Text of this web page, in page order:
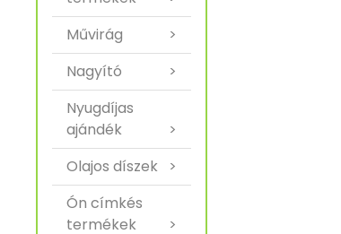
Művirág
>
Nagyító
>
Nyugdíjas
ajándék
>
Olajos díszek
>
Ón címkés
termékek
>